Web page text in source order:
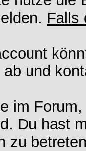
Falls
und
im
Du hast
zu